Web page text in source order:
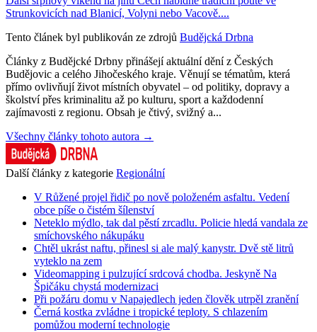
Strunkovicích nad Blanicí, Volyni nebo Vacově....
Tento článek byl publikován ze zdrojů Budějcká Drbna
Články z Budějcké Drbny přinášejí aktuální dění z Českých
Budějovic a celého Jihočeského kraje. Věnují se tématům, která
přímo ovlivňují život místních obyvatel – od politiky, dopravy a
školství přes kriminalitu až po kulturu, sport a každodenní
zajímavosti z regionu. Obsah je čtivý, svižný a...
Všechny články tohoto autora →
Další články z kategorie Regionální
V Růžené projel řidič po nově položeném asfaltu. Vedení
obce píše o čistém šílenství
Neteklo mýdlo, tak dal pěstí zrcadlu. Policie hledá vandala ze
smíchovského nákupáku
Chtěl ukrást naftu, přinesl si ale malý kanystr. Dvě stě litrů
vyteklo na zem
Videomapping i pulzující srdcová chodba. Jeskyně Na
Špičáku chystá modernizaci
Při požáru domu v Napajedlech jeden člověk utrpěl zranění
Černá kostka zvládne i tropické teploty. S chlazením
pomůžou moderní technologie